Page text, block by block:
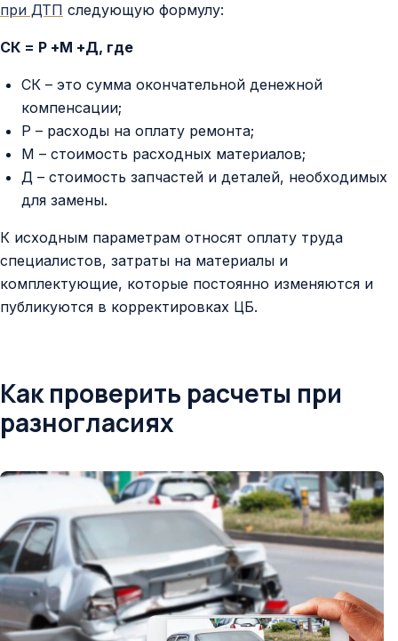
при ДТП следующую формулу:
СК = Р +М +Д, где
СК – это сумма окончательной денежной
компенсации;
Р – расходы на оплату ремонта;
М – стоимость расходных материалов;
Д – стоимость запчастей и деталей, необходимых
для замены.
К исходным параметрам относят оплату труда
специалистов, затраты на материалы и
комплектующие, которые постоянно изменяются и
публикуются в корректировках ЦБ.
Как проверить расчеты при
разногласиях